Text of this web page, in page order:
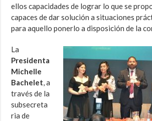
ellos capacidades de lograr lo que se
capaces de dar solución a situaciones
para aquello ponerlo a disposición de la
La
Presidenta
Michelle
Bachelet, a
través de la
subsecreta
ria de